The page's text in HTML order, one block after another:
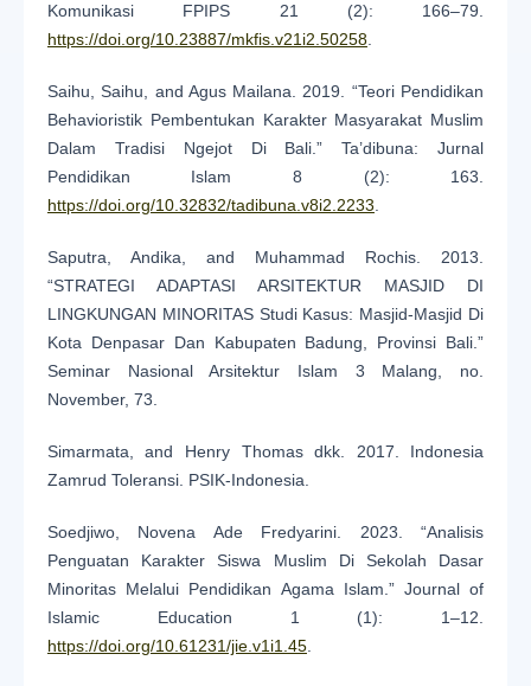
Komunikasi FPIPS 21 (2): 166–79.
https://doi.org/10.23887/mkfis.v21i2.50258.
Saihu, Saihu, and Agus Mailana. 2019. “Teori Pendidikan
Behavioristik Pembentukan Karakter Masyarakat Muslim
Dalam Tradisi Ngejot Di Bali.” Ta’dibuna: Jurnal
Pendidikan Islam 8 (2): 163.
https://doi.org/10.32832/tadibuna.v8i2.2233.
Saputra, Andika, and Muhammad Rochis. 2013.
“STRATEGI ADAPTASI ARSITEKTUR MASJID DI
LINGKUNGAN MINORITAS Studi Kasus: Masjid-Masjid Di
Kota Denpasar Dan Kabupaten Badung, Provinsi Bali.”
Seminar Nasional Arsitektur Islam 3 Malang, no.
November, 73.
Simarmata, and Henry Thomas dkk. 2017. Indonesia
Zamrud Toleransi. PSIK-Indonesia.
Soedjiwo, Novena Ade Fredyarini. 2023. “Analisis
Penguatan Karakter Siswa Muslim Di Sekolah Dasar
Minoritas Melalui Pendidikan Agama Islam.” Journal of
Islamic Education 1 (1): 1–12.
https://doi.org/10.61231/jie.v1i1.45.